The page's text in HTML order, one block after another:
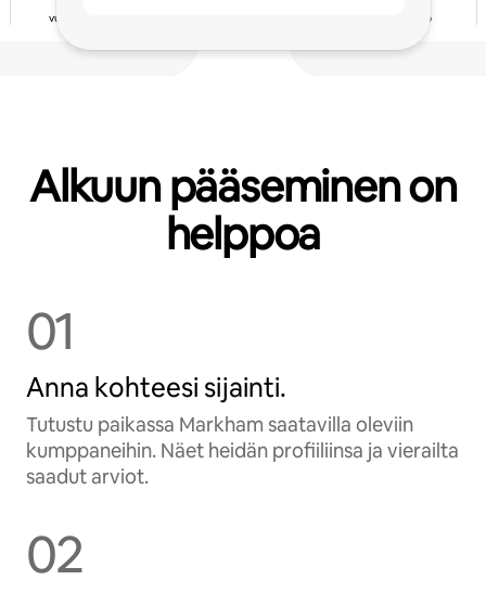
vuotta tarjoajana vieraiden arvio
Alkuun pääseminen on
helppoa
01
Anna kohteesi sijainti.
Tutustu paikassa Markham saatavilla oleviin
kumppaneihin. Näet heidän profiiliinsa ja vierailta
saadut arviot.
02